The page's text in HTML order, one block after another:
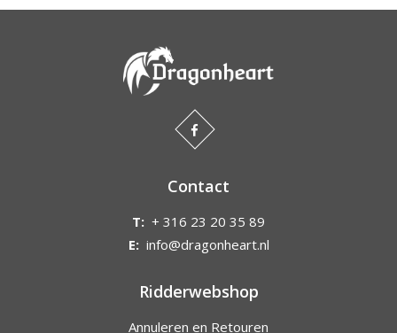
Contact
T: + 316 23 20 35 89
E: info@dragonheart.nl
Ridderwebshop
Annuleren en Retouren